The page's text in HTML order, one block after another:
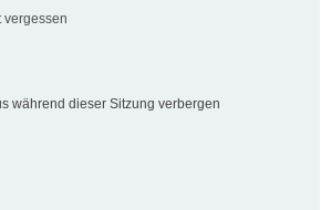
vergessen
während dieser Sitzung verbergen